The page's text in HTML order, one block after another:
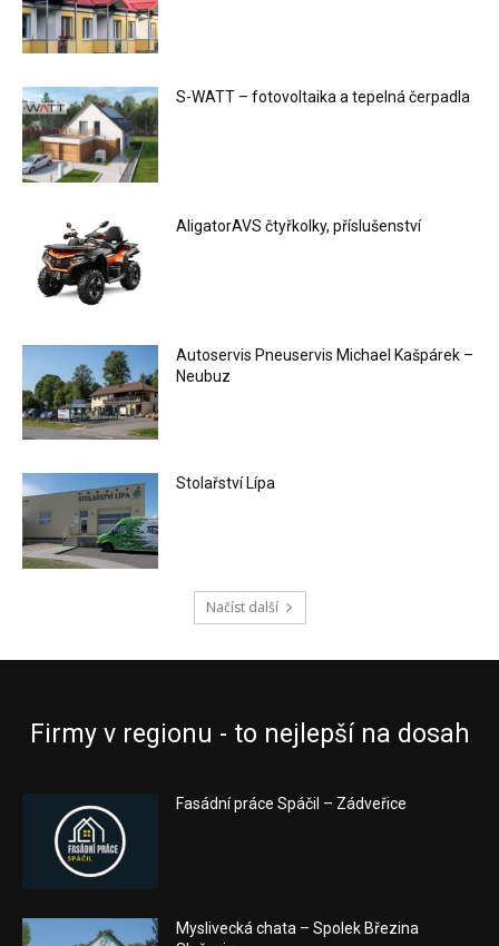
S-WATT – fotovoltaika a tepelná čerpadla
AligatorAVS čtyřkolky, příslušenství
Autoservis Pneuservis Michael Kašpárek –
Neubuz
Stolařství Lípa
Načíst další
Firmy v regionu - to nejlepší na dosah
Fasádní práce Spáčil – Zádveřice
Myslivecká chata – Spolek Březina